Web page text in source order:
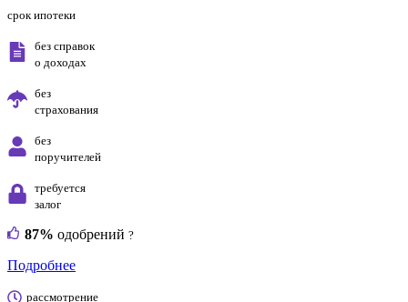
срок ипотеки
без справок
о доходах
без
страхования
без
поручителей
требуется
залог
87% одобрений ?
Подробнее
рассмотрение